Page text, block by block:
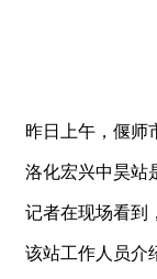
昨日上午，偃师
洛化宏兴中昊站
记者在现场看到
该站工作人员介